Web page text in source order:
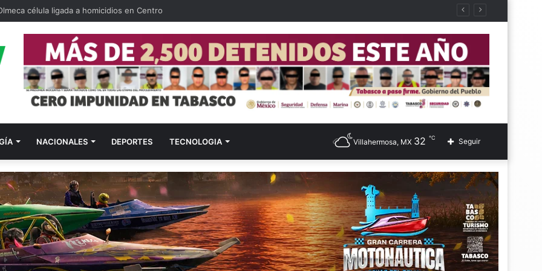
célula ligada a homicidios en Centro
NACIONALES DEPORTES TECNOLOGIA Seguir
Villahermosa, MX 32 ℃